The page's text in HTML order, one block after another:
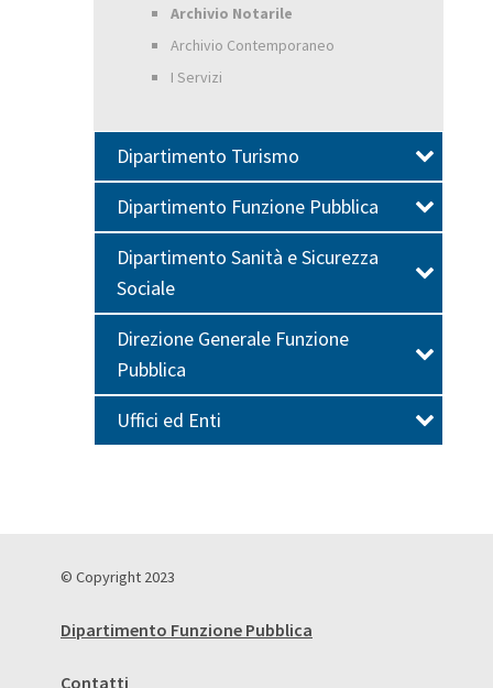
Archivio Notarile
Archivio Contemporaneo
I Servizi
Dipartimento Turismo
Dipartimento Funzione Pubblica
Dipartimento Sanità e Sicurezza
Sociale
Direzione Generale Funzione
Pubblica
Uffici ed Enti
© Copyright 2023
Dipartimento Funzione Pubblica
Contatti